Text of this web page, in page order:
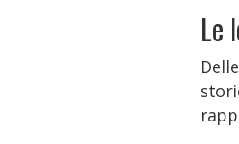
Le